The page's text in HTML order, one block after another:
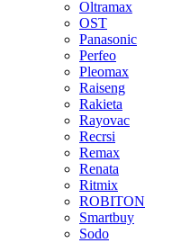
Oltramax
OST
Panasonic
Perfeo
Pleomax
Raiseng
Rakieta
Rayovac
Recrsi
Remax
Renata
Ritmix
ROBITON
Smartbuy
Sodo